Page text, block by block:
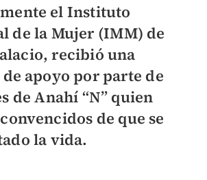
el Instituto
de la Mujer (IMM) de
recibió una
apoyo por parte de
deAnahí “N” quien
de que se
la vida.